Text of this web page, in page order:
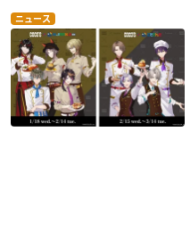
ニュース